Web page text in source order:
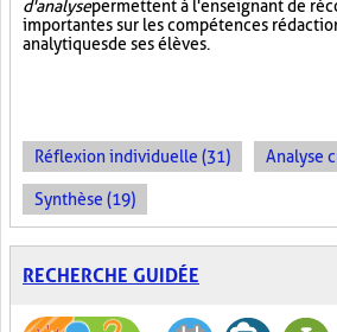
d'analysepermettent à l'enseignant de
importantes sur les compétences
analytiques de ses élèves.
Réflexion individuelle (31) Analyse
Synthèse (19)
RECHERCHE GUIDÉE